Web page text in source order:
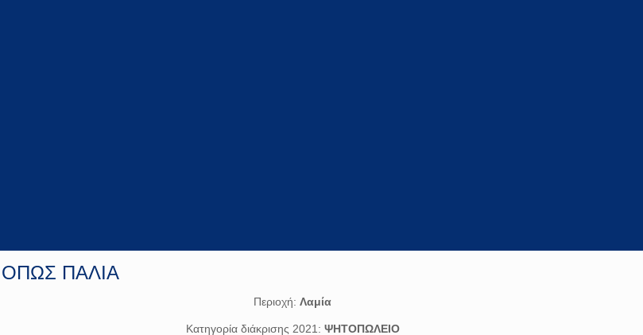
ΟΠΩΣ ΠΑΛΙΑ
Περιοχή:Λαμία
Κατηγορία διάκρισης 2021: ΨΗΤΟΠΩΛΕΙΟ